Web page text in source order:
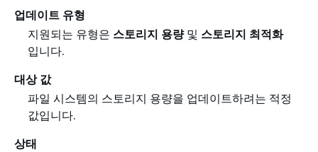
업데이트 유형
지원되는 유형은 스토리지 용량및 스토리지 최적화
입니다.
대상 값
파일 시스템의 스토리지 용량을 업데이트하려는 적정
값입니다.
상태